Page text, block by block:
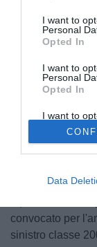
I want to
Personal
Opted In
I want to
Personal
Opted In
I want to
Retention,
Personal
Purposes
Opted Out
Data
Il
conoscere
uno dei
segnato durante
nota. Il calciatore
convocato per
sinistro classe